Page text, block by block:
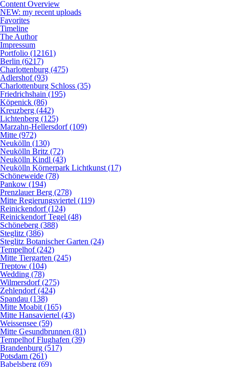
Content Overview
NEW: my recent uploads
Favorites
Timeline
The Author
Impressum
Portfolio (12161)
Berlin (6217)
Charlottenburg (475)
Adlershof (93)
Charlottenburg Schloss (35)
Friedrichshain (195)
Köpenick (86)
Kreuzberg (442)
Lichtenberg (125)
Marzahn-Hellersdorf (109)
Mitte (972)
Neukölln (130)
Neukölln Britz (72)
Neukölln Kindl (43)
Neukölln Körnerpark Lichtkunst (17)
Schöneweide (78)
Pankow (194)
Prenzlauer Berg (278)
Mitte Regierungsviertel (119)
Reinickendorf (124)
Reinickendorf Tegel (48)
Schöneberg (388)
Steglitz (386)
Steglitz Botanischer Garten (24)
Tempelhof (242)
Mitte Tiergarten (245)
Treptow (104)
Wedding (78)
Wilmersdorf (275)
Zehlendorf (424)
Spandau (138)
Mitte Moabit (165)
Mitte Hansaviertel (43)
Weissensee (59)
Mitte Gesundbrunnen (81)
Tempelhof Flughafen (39)
Brandenburg (517)
Potsdam (261)
Babelsberg (69)